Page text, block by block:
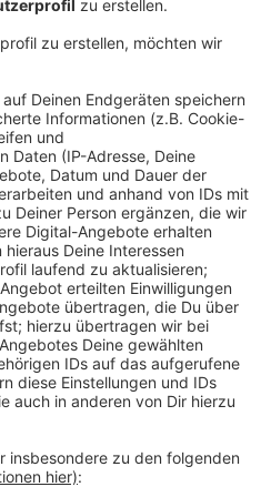
15:56
der Haupteingang des
barrierefreier Zugang
sowie die
renoviert. In diesen
die Touristeninformation
werden. Die
Kranenburger Bügerhau
gekostet und wurden
gefördert.